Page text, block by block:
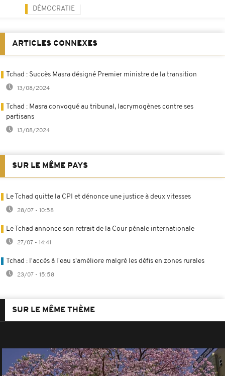
DÉMOCRATIE
ARTICLES CONNEXES
Tchad : Succès Masra désigné Premier ministre de la transition
13/08/2024
Tchad : Masra convoqué au tribunal, lacrymogènes contre ses
partisans
13/08/2024
SUR LE MÊME PAYS
Le Tchad quitte la CPI et dénonce une justice à deux vitesses
28/07 - 10:58
Le Tchad annonce son retrait de la Cour pénale internationale
27/07 - 14:41
Tchad : l'accès à l'eau s'améliore malgré les défis en zones rurales
23/07 - 15:58
SUR LE MÊME THÈME